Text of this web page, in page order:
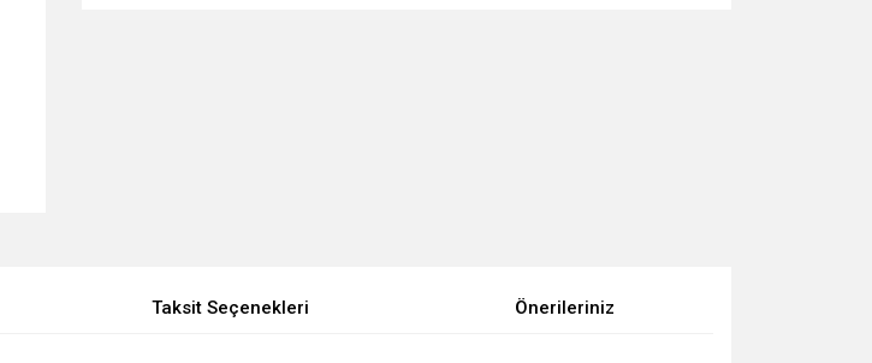
Taksit Seçenekleri Önerileriniz